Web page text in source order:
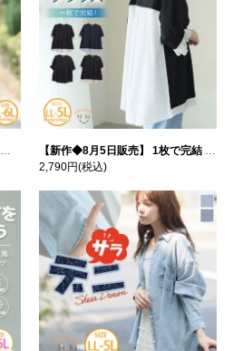
【新作◆8月5日販売】 1枚で完結 袖口＆バック フハク使い トップス | 大きいサイズの通販ならハッピーマリリン
2,790円(税込)